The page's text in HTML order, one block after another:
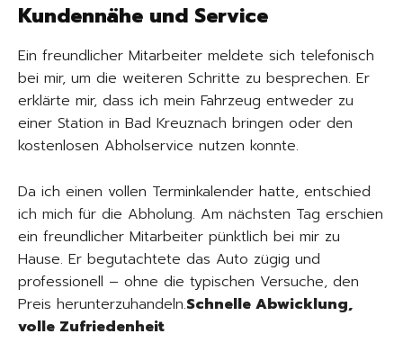
Kundennähe und Service
Ein freundlicher Mitarbeiter meldete sich telefonisch
bei mir, um die weiteren Schritte zu besprechen. Er
erklärte mir, dass ich mein Fahrzeug entweder zu
einer Station in Bad Kreuznach bringen oder den
kostenlosen Abholservice nutzen konnte.
Da ich einen vollen Terminkalender hatte, entschied
ich mich für die Abholung. Am nächsten Tag erschien
ein freundlicher Mitarbeiter pünktlich bei mir zu
Hause. Er begutachtete das Auto zügig und
professionell – ohne die typischen Versuche, den
Preis herunterzuhandeln.Schnelle Abwicklung,
volle Zufriedenheit